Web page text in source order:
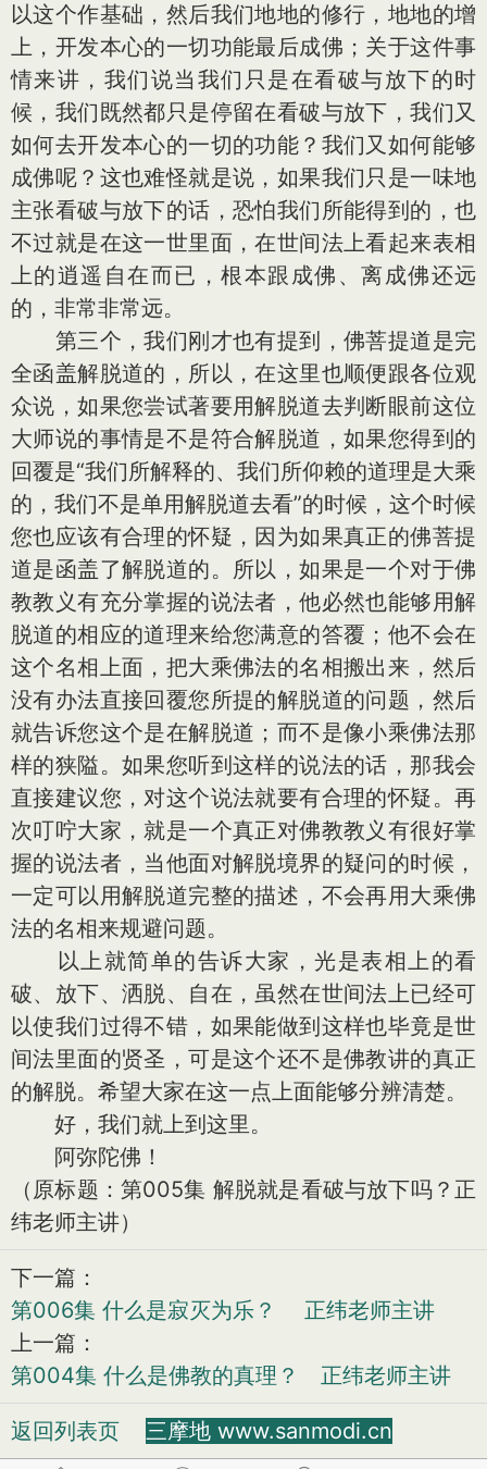
以这个作基础，然后我们地地的修行，地地的增
上，开发本心的一切功能最后成佛；关于这件事
情来讲，我们说当我们只是在看破与放下的时
候，我们既然都只是停留在看破与放下，我们又
如何去开发本心的一切的功能？我们又如何能够
成佛呢？这也难怪就是说，如果我们只是一味地
主张看破与放下的话，恐怕我们所能得到的，也
不过就是在这一世里面，在世间法上看起来表相
上的逍遥自在而已，根本跟成佛、离成佛还远
的，非常非常远。
第三个，我们刚才也有提到，佛菩提道是完
全函盖解脱道的，所以，在这里也顺便跟各位观
众说，如果您尝试著要用解脱道去判断眼前这位
大师说的事情是不是符合解脱道，如果您得到的
回覆是“我们所解释的、我们所仰赖的道理是大乘
的，我们不是单用解脱道去看”的时候，这个时候
您也应该有合理的怀疑，因为如果真正的佛菩提
道是函盖了解脱道的。所以，如果是一个对于佛
教教义有充分掌握的说法者，他必然也能够用解
脱道的相应的道理来给您满意的答覆；他不会在
这个名相上面，把大乘佛法的名相搬出来，然后
没有办法直接回覆您所提的解脱道的问题，然后
就告诉您这个是在解脱道；而不是像小乘佛法那
样的狭隘。如果您听到这样的说法的话，那我会
直接建议您，对这个说法就要有合理的怀疑。再
次叮咛大家，就是一个真正对佛教教义有很好掌
握的说法者，当他面对解脱境界的疑问的时候，
一定可以用解脱道完整的描述，不会再用大乘佛
法的名相来规避问题。
以上就简单的告诉大家，光是表相上的看
破、放下、洒脱、自在，虽然在世间法上已经可
以使我们过得不错，如果能做到这样也毕竟是世
间法里面的贤圣，可是这个还不是佛教讲的真正
的解脱。希望大家在这一点上面能够分辨清楚。
好，我们就上到这里。
阿弥陀佛！
（原标题：第005集 解脱就是看破与放下吗？正
纬老师主讲）
下一篇：
第006集 什么是寂灭为乐？ 正纬老师主讲
上一篇：
第004集 什么是佛教的真理？ 正纬老师主讲
返回列表页 三摩地 www.sanmodi.cn